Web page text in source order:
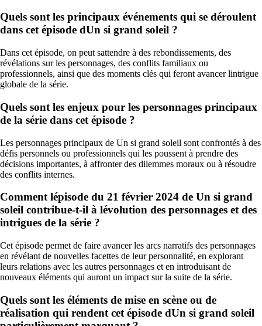
Quels sont les principaux événements qui se déroulent
dans cet épisode dUn si grand soleil ?
Dans cet épisode, on peut sattendre à des rebondissements, des
révélations sur les personnages, des conflits familiaux ou
professionnels, ainsi que des moments clés qui feront avancer lintrigue
globale de la série.
Quels sont les enjeux pour les personnages principaux
de la série dans cet épisode ?
Les personnages principaux de Un si grand soleil sont confrontés à des
défis personnels ou professionnels qui les poussent à prendre des
décisions importantes, à affronter des dilemmes moraux ou à résoudre
des conflits internes.
Comment lépisode du 21 février 2024 de Un si grand
soleil contribue-t-il à lévolution des personnages et des
intrigues de la série ?
Cet épisode permet de faire avancer les arcs narratifs des personnages
en révélant de nouvelles facettes de leur personnalité, en explorant
leurs relations avec les autres personnages et en introduisant de
nouveaux éléments qui auront un impact sur la suite de la série.
Quels sont les éléments de mise en scène ou de
réalisation qui rendent cet épisode dUn si grand soleil